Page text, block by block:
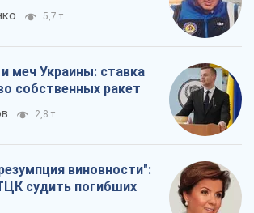
5,7 т.
меч Украины: ставка
собственных ракет
2,8 т.
виновности":
судить погибших